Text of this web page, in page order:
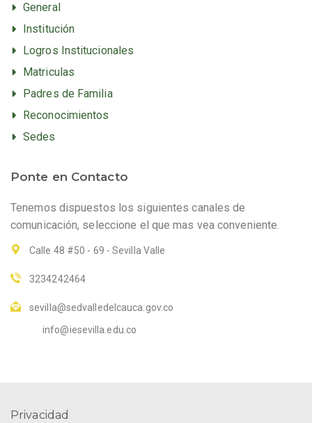
General
Institución
Logros Institucionales
Matriculas
Padres de Familia
Reconocimientos
Sedes
Ponte en Contacto
Tenemos dispuestos los siguientes canales de
comunicación, seleccione el que mas vea conveniente.
Calle 48 #50 - 69 - Sevilla Valle
3234242464
sevilla@sedvalledelcauca.gov.co
info@iesevilla.edu.co
Privacidad